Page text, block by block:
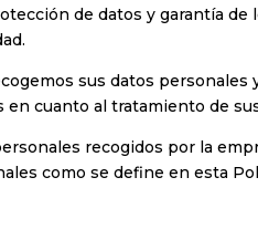
de datos y garantía
sus datos
cuanto al tratamiento de
recogidos por la
como se define en esta